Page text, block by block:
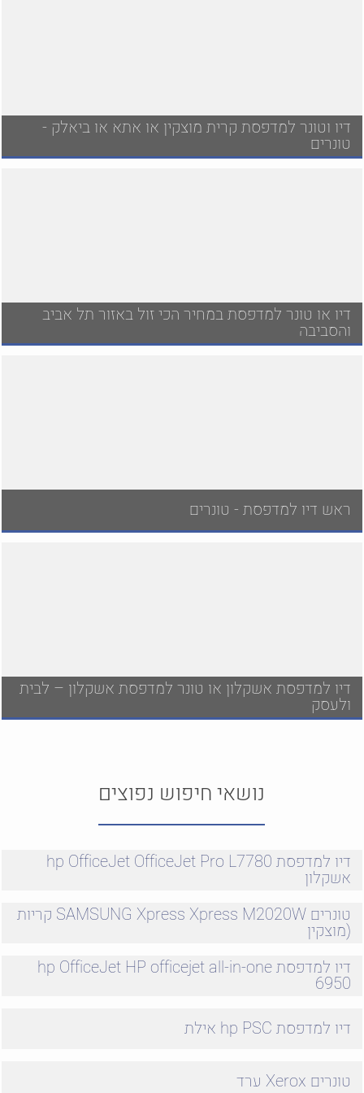
דיו וטונר למדפסת קרית מוצקין או אתא או ביאלק -
טונרים
דיו או טונר למדפסת במחיר הכי זול באזור תל אביב
והסביבה
ראש דיו למדפסת - טונרים
דיו למדפסת אשקלון או טונר למדפסת אשקלון – לבית
ולעסק
נושאי חיפוש נפוצים
דיו למדפסת hp OfficeJet OfficeJet Pro L7780
אשקלון
טונרים SAMSUNG Xpress Xpress M2020W קריות
(מוצקין
דיו למדפסת hp OfficeJet HP officejet all-in-one
6950
דיו למדפסת hp PSC אילת
טונרים Xerox ערד